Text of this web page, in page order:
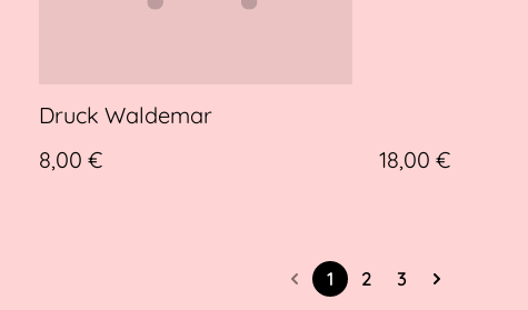
Druck Waldemar
8,00 €
18,00 €
1 2 3